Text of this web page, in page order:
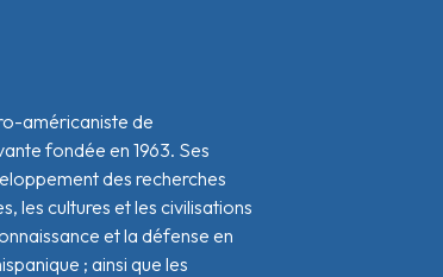
américaniste de
fondée en 1963. Ses
des recherches
les cultures et les civilisations
et la défense en
; ainsi que les